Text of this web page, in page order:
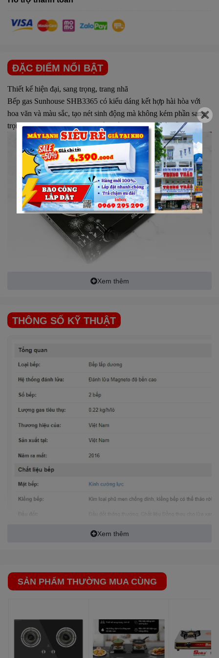
ĐẶC ĐIỂM NỔI BẬT
Thiết kế hiện đại, sang trọng, trang nhã
Bếp gas Sunhouse SHB3365 có kiểu dáng kết hợp hài hòa với
hoa văn và màu sắc, tạo nét sinh động mà không kém phần sang
trọng cho không gian phòng bếp.Lắp đặtthuận tiện, dễ dàng.
Hệ thống đánh lửa Magneto được điều chỉnh bằng núm xoay dễ
chính xác và an toàn.
Xem thêm: Ưu điểm hệ thống đánh lửa Magneto
Chất liệu đầu đốt bằng đồng thau dày, bền
Ít bị ăn mòn hay biến dạng,
cho ngọn lửa xanh không gây đen
đáy nồi. Đầu đốt thiết kế khoa học, phân bố ngọn lửa đều, đun
Xem thêm
THÔNG SỐ KỸ THUẬT
Xem thêm
SẢN PHẨM THƯỜNG MUA CÙNG